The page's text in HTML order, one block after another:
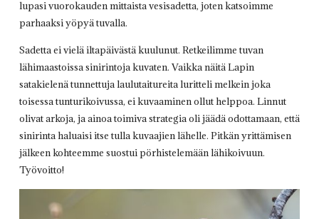
lupasi vuorokauden mittaista vesisadetta, joten katsoimme
parhaaksi yöpyä tuvalla.
Sadetta ei vielä iltapäivästä kuulunut. Retkeilimme tuvan
lähimaastoissa sinirintoja kuvaten. Vaikka näitä Lapin
satakielenä tunnettuja laulutaitureita luritteli melkein joka
toisessa tunturikoivussa, ei kuvaaminen ollut helppoa. Linnut
olivat arkoja, ja ainoa toimiva strategia oli jäädä odottamaan, että
sinirinta haluaisi itse tulla kuvaajien lähelle. Pitkän yrittämisen
jälkeen kohteemme suostui pörhistelemään lähikoivuun.
Työvoitto!